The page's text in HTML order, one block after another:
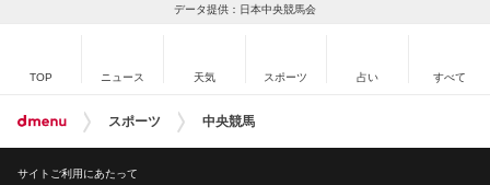
データ提供：日本中央競馬会
TOP ニュース 天気 スポーツ 占い すべて
スポーツ 中央競馬
サイトご利用にあたって